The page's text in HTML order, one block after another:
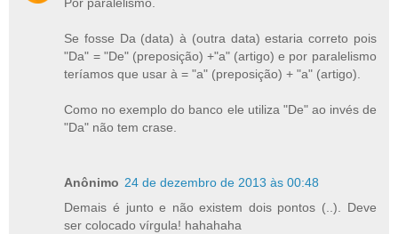
Por paralelismo.
Se fosse Da (data) à (outra data) estaria correto pois
"Da" = "De" (preposição) +"a" (artigo) e por paralelismo
teríamos que usar à = "a" (preposição) + "a" (artigo).
Como no exemplo do banco ele utiliza "De" ao invés de
"Da" não tem crase.
Anônimo 24 de dezembro de 2013 às 00:48
Demais é junto e não existem dois pontos (..). Deve
ser colocado vírgula! hahahaha